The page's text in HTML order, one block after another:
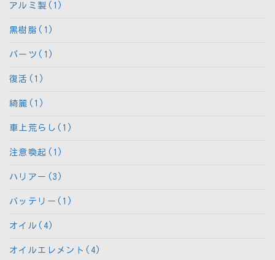
アルミ製(1)
黒樹脂(1)
パーツ(1)
復活(1)
綺麗(1)
車上荒らし(1)
注意喚起(1)
ハリアー(3)
バッテリー(1)
オイル(4)
オイルエレメント(4)